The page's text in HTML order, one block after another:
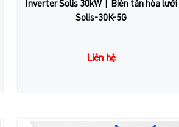
Inverter Solis 30kW | Biến tần hòa lưới
Solis-30K-5G
Liên hệ